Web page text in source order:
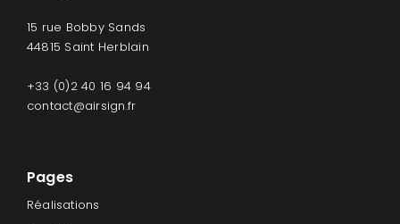
15 rue Bobby Sands
44815 Saint Herblain
+33 (0)2 40 16 94 94
contact@airsign.fr
Pages
Réalisations